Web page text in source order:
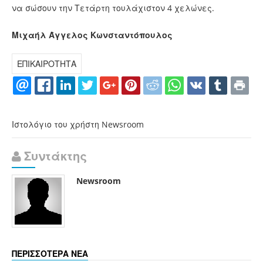
να σώσουν την Τετάρτη τουλάχιστον 4 χελώνες.
Μιχαήλ Άγγελος Κωνσταντόπουλος
ΕΠΙΚΑΙΡΟΤΗΤΑ
Ιστολόγιο του χρήστη Newsroom
Συντάκτης
Newsroom
ΠΕΡΙΣΣΟΤΕΡΑ ΝΕΑ